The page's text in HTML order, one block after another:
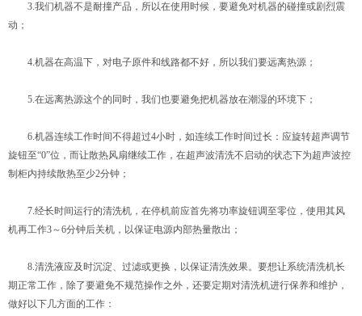
3.我们机器不是耐撞产品，所以在使用时候，要避免对机器的碰撞或剧烈震
动；
4.机器在高温下，对电子原件和线路都不好，所以我们要远离热源；
5.在远离热源这个的同时，我们也要避免把机器放在潮湿的环境下；
6.机器连续工作时间不得超过4小时，如连续工作时间过长：应旋转超声调节
旋钮至“0”位，而让散热风扇继续工作，在超声波清洗不启动的状态下为超声波控
制柜内持续散热至少2分钟；
7.经长时间运行的清洗机，在停机前应首先将功率旋钮调至零位，使用其风
机再工作3～6分钟后关机，以保证电源内部热量散出；
8.清洗液应及时沉淀、过滤或更换，以保证清洗效果。要想让系统清洗机长
期正常工作，除了要避免不规范操作之外，还要定期对清洗机进行保养和维护，
做好以下几方面的工作：